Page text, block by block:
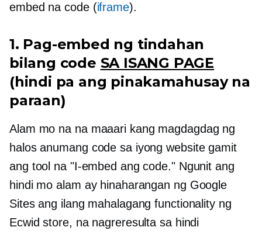
embed na code (iframe).
1. Pag-embed ng tindahan
bilang code SA ISANG PAGE
(hindi pa ang pinakamahusay na
paraan)
Alam mo na na maaari kang magdagdag ng
halos anumang code sa iyong website gamit
ang tool na "I-embed ang code." Ngunit ang
hindi mo alam ay hinaharangan ng Google
Sites ang ilang mahalagang functionality ng
Ecwid store, na nagreresulta sa hindi